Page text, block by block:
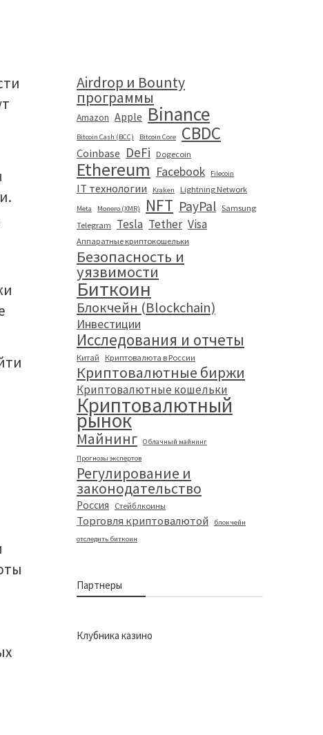
Airdrop и Bounty
программы
Amazon Apple Binance
Bitcoin Cash (BCC) Bitcoin Core CBDC
Coinbase DeFi Dogecoin
Ethereum Facebook Filecoin
IT технологии Kraken Lightning Network
Meta Monero (XMR) NFT PayPal Samsung
Telegram
Tesla Tether Visa
Аппаратные криптокошельки
Безопасность и
уязвимости
Биткоин
Блокчейн (Blockchain)
Инвестиции
Исследования и отчеты
Китай Криптовалюта в России
Криптовалютные биржи
Криптовалютные кошельки
Криптовалютный
рынок
Майнинг
Облачный майнинг
Прогнозы экспертов
Регулирование и
законодательство
Россия Стейблкоины
Торговля криптовалютой
блокчейн
отследить биткоин
Партнеры
Клубника казино